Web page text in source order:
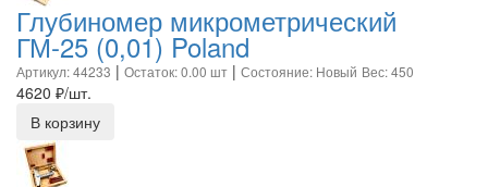
Глубиномер микрометрический
ГМ-25 (0,01) Poland
Артикул: 44233 | Остаток: 0.00 шт | Состояние: Новый Вес: 450
4620 ₽/шт.
В корзину